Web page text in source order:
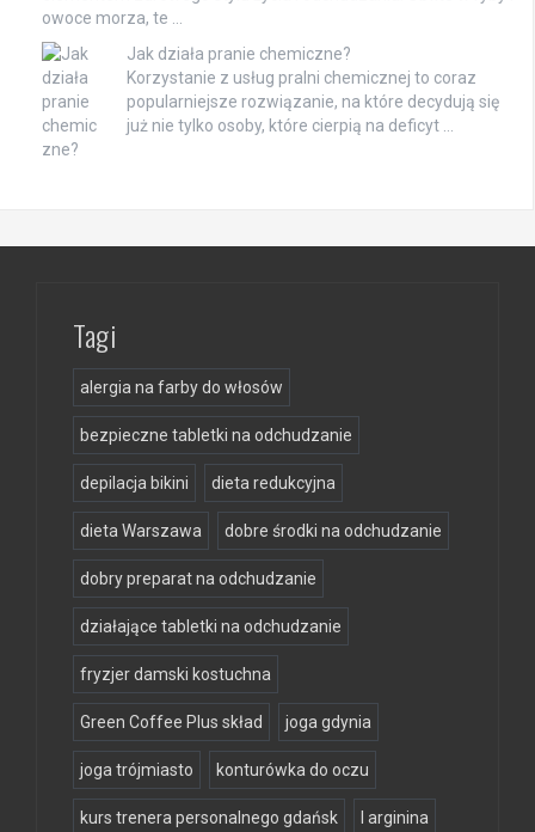
owoce morza, te …
Jak działa pranie chemiczne?
Korzystanie z usług pralni chemicznej to coraz
popularniejsze rozwiązanie, na które decydują się
już nie tylko osoby, które cierpią na deficyt …
Tagi
alergia na farby do włosów
bezpieczne tabletki na odchudzanie
depilacja bikini dieta redukcyjna
dieta Warszawa dobre środki na odchudzanie
dobry preparat na odchudzanie
działające tabletki na odchudzanie
fryzjer damski kostuchna
Green Coffee Plus skład joga gdynia
joga trójmiasto konturówka do oczu
kurs trenera personalnego gdańsk l arginina